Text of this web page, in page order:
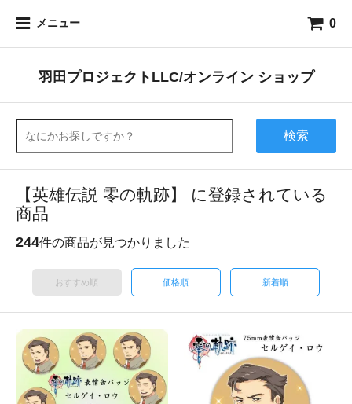
メニュー 0
羽田プロジェクトLLC/オンライン ショップ
検索
【英雄伝説 零の軌跡】 に登録されている
商品
244件の商品が見つかりました
おすすめ順 価格順 新着順